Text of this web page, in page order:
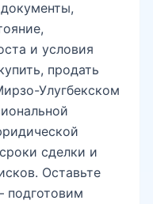
и условия
продать
Улугбекском
сделки и
Оставьте
подготовим